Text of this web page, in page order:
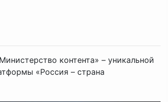
контента» – уникальной
«Россия – страна